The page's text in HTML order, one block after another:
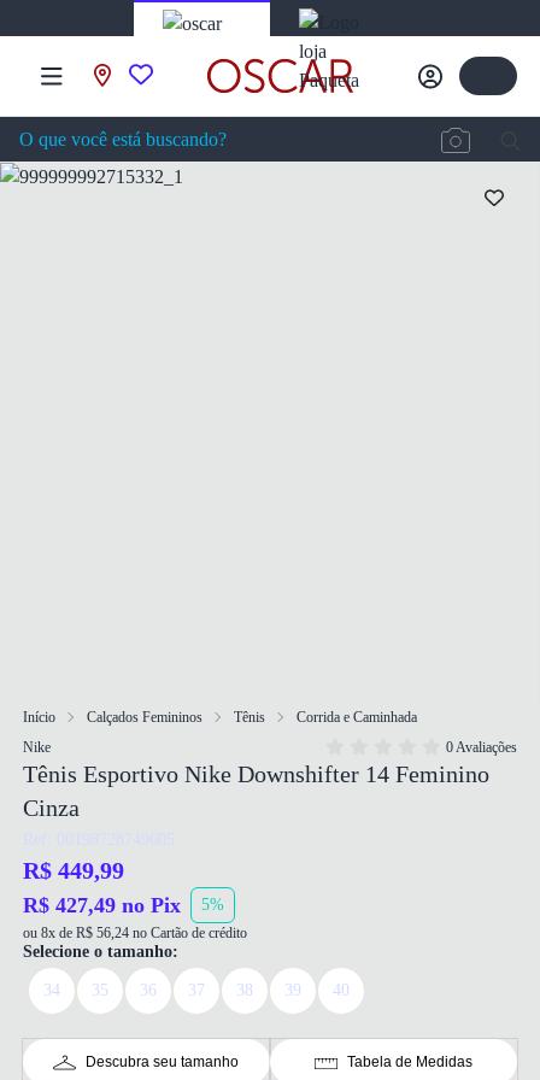
Início Calçados Femininos Tênis
Corrida e Caminhada
Nike
0 Avaliações
Tênis Esportivo Nike Downshifter 14 Feminino
Cinza
Ref: 00198728749605
R$ 449,99
R$ 427,49 no Pix 5%
ou 8x de R$ 56,24 no Cartão de crédito
Selecione o tamanho:
34 35 36 37 38 39 40
Descubra seu tamanho Tabela de Medidas